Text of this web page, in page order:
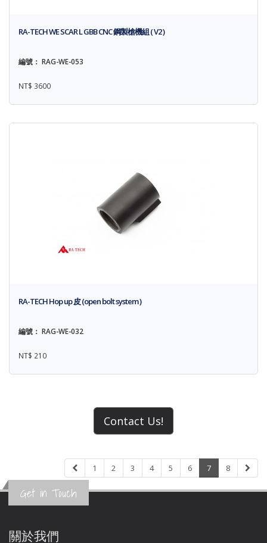
RA-TECH WE SCAR L GBB CNC 鋼製槍機組 ( V2 )
編號： RAG-WE-053
NT$ 3600
RA-TECH Hop up 皮 (open bolt system )
編號： RAG-WE-032
NT$ 210
Contact Us!
1 2 3 4 5 6 7 8
Get in Touch
關於我們